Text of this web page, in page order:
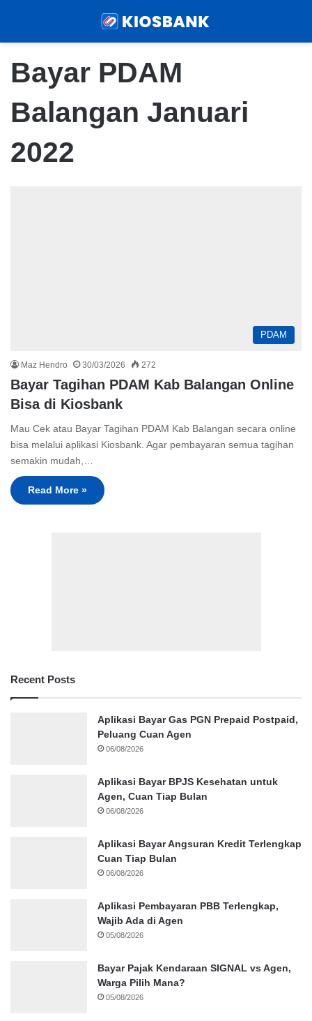
Bayar PDAM
Balangan Januari
2022
PDAM
Maz Hendro 30/03/2026 272
Bayar Tagihan PDAM Kab Balangan Online
Bisa di Kiosbank
Mau Cek atau Bayar Tagihan PDAM Kab Balangan secara online
bisa melalui aplikasi Kiosbank. Agar pembayaran semua tagihan
semakin mudah,…
Read More »
Recent Posts
Aplikasi Bayar Gas PGN Prepaid Postpaid,
Peluang Cuan Agen
06/08/2026
Aplikasi Bayar BPJS Kesehatan untuk
Agen, Cuan Tiap Bulan
06/08/2026
Aplikasi Bayar Angsuran Kredit Terlengkap
Cuan Tiap Bulan
06/08/2026
Aplikasi Pembayaran PBB Terlengkap,
Wajib Ada di Agen
05/08/2026
Bayar Pajak Kendaraan SIGNAL vs Agen,
Warga Pilih Mana?
05/08/2026